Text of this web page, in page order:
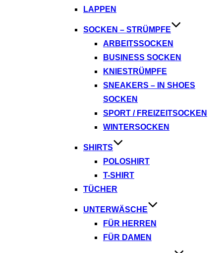
LAPPEN
SOCKEN – STRÜMPFE
ARBEITSSOCKEN
BUSINESS SOCKEN
KNIESTRÜMPFE
SNEAKERS – IN SHOES
SOCKEN
SPORT / FREIZEITSOCKEN
WINTERSOCKEN
SHIRTS
POLOSHIRT
T-SHIRT
TÜCHER
UNTERWÄSCHE
FÜR HERREN
FÜR DAMEN